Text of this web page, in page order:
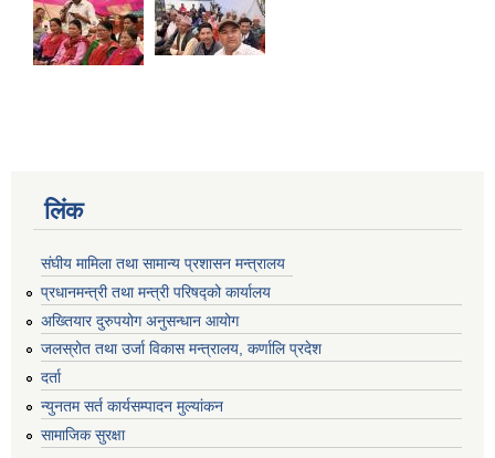
लिंक
संघीय मामिला तथा सामान्य प्रशासन मन्त्रालय
प्रधानमन्त्री तथा मन्त्री परिषद्को कार्यालय
अख्तियार दुरुपयोग अनुसन्धान आयोग
जलस्रोत तथा उर्जा विकास मन्त्रालय, कर्णालि प्रदेश
दर्ता
न्युनतम सर्त कार्यसम्पादन मुल्यांकन
सामाजिक सुरक्षा